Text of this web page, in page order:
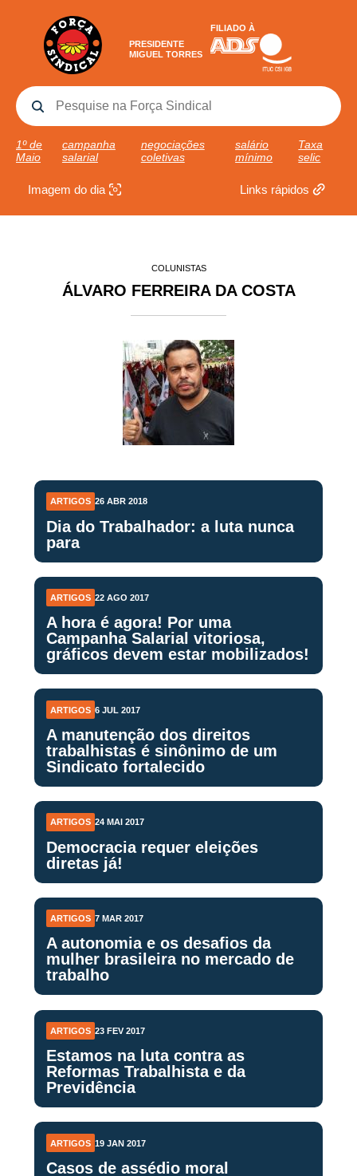
PRESIDENTE
MIGUEL TORRES
FILIADO À
1º de
Maio
campanha
salarial
negociações
coletivas
salário
mínimo
Taxa
selic
Imagem do dia Links rápidos
COLUNISTAS
ÁLVARO FERREIRA DA COSTA
ARTIGOS 26 ABR 2018
Dia do Trabalhador: a luta nunca
para
ARTIGOS 22 AGO 2017
A hora é agora! Por uma
Campanha Salarial vitoriosa,
gráficos devem estar mobilizados!
ARTIGOS 6 JUL 2017
A manutenção dos direitos
trabalhistas é sinônimo de um
Sindicato fortalecido
ARTIGOS 24 MAI 2017
Democracia requer eleições
diretas já!
ARTIGOS 7 MAR 2017
A autonomia e os desafios da
mulher brasileira no mercado de
trabalho
ARTIGOS 23 FEV 2017
Estamos na luta contra as
Reformas Trabalhista e da
Previdência
ARTIGOS 19 JAN 2017
Casos de assédio moral